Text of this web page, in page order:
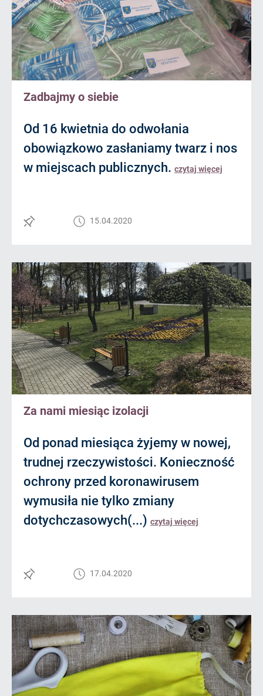
Zadbajmy o siebie
Od 16 kwietnia do odwołania
obowiązkowo zasłaniamy twarz i nos
w miejscach publicznych. czytaj więcej
15.04.2020
Za nami miesiąc izolacji
Od ponad miesiąca żyjemy w nowej,
trudnej rzeczywistości. Konieczność
ochrony przed koronawirusem
wymusiła nie tylko zmiany
dotychczasowych(...) czytaj więcej
17.04.2020